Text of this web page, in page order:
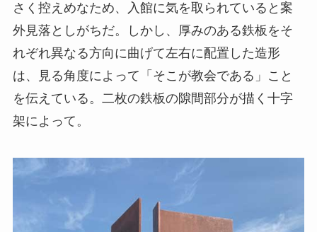
さく控えめなため、入館に気を取られていると案
外見落としがちだ。しかし、厚みのある鉄板をそ
れぞれ異なる方向に曲げて左右に配置した造形
は、見る角度によって「そこが教会である」こと
を伝えている。二枚の鉄板の隙間部分が描く十字
架によって。